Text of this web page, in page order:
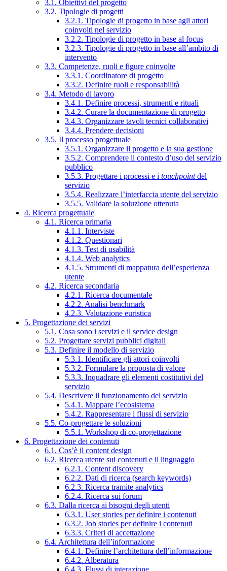
3.1. Obiettivi del progetto
3.2. Tipologie di progetti
3.2.1. Tipologie di progetto in base agli attori
coinvolti nel servizio
3.2.2. Tipologie di progetto in base al focus
3.2.3. Tipologie di progetto in base all’ambito di
intervento
3.3. Competenze, ruoli e figure coinvolte
3.3.1. Coordinatore di progetto
3.3.2. Definire ruoli e responsabilità
3.4. Metodo di lavoro
3.4.1. Definire processi, strumenti e rituali
3.4.2. Curare la documentazione di progetto
3.4.3. Organizzare tavoli tecnici collaborativi
3.4.4. Prendere decisioni
3.5. Il processo progettuale
3.5.1. Organizzare il progetto e la sua gestione
3.5.2. Comprendere il contesto d’uso del servizio
pubblico
3.5.3. Progettare i processi e i touchpointdel
servizio
3.5.4. Realizzare l’interfaccia utente del servizio
3.5.5. Validare la soluzione ottenuta
4. Ricerca progettuale
4.1. Ricerca primaria
4.1.1. Interviste
4.1.2. Questionari
4.1.3. Test di usabilità
4.1.4. Web analytics
4.1.5. Strumenti di mappatura dell’esperienza
utente
4.2. Ricerca secondaria
4.2.1. Ricerca documentale
4.2.2. Analisi benchmark
4.2.3. Valutazione euristica
5. Progettazione dei servizi
5.1. Cosa sono i servizi e il service design
5.2. Progettare servizi pubblici digitali
5.3. Definire il modello di servizio
5.3.1. Identificare gli attori coinvolti
5.3.2. Formulare la proposta di valore
5.3.3. Inquadrare gli elementi costitutivi del
servizio
5.4. Descrivere il funzionamento del servizio
5.4.1. Mappare l’ecosistema
5.4.2. Rappresentare i flussi di servizio
5.5. Co-progettare le soluzioni
5.5.1. Workshop di co-progettazione
6. Progettazione dei contenuti
6.1. Cos’è il content design
6.2. Ricerca utente sui contenuti e il linguaggio
6.2.1. Content discovery
6.2.2. Dati di ricerca (search keywords)
6.2.3. Ricerca tramite analytics
6.2.4. Ricerca sui forum
6.3. Dalla ricerca ai bisogni degli utenti
6.3.1. User stories per definire i contenuti
6.3.2. Job stories per definire i contenuti
6.3.3. Criteri di accettazione
6.4. Architettura dell’informazione
6.4.1. Definire l’architettura dell’informazione
6.4.2. Alberatura
6.4.3. Flussi di interazione